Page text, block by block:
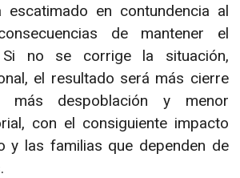
escatimado en contundencia al
de mantener el
Si no se corrige la situación,
el resultado será más cierre
más despoblación y menor
con el consiguiente impacto
y las familias que dependen de